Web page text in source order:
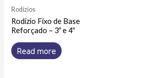
Rodízios
Rodízio Fixo de Base
Reforçado – 3″ e 4″
Read more